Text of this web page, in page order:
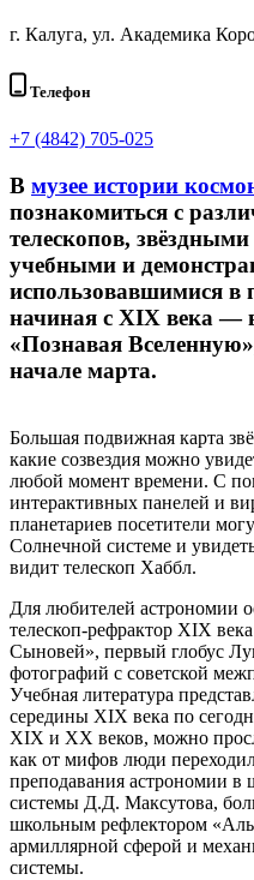
г. Калуга, ул. Академика
Телефон
+7 (4842) 705-025
В музее истории
познакомиться с
телескопов,
учебными и
использовавшимися в
начиная с XIX века —
«Познавая
начале марта.
Большая подвижная карта
какие созвездия можно
любой момент времени. С
интерактивных панелей и
планетариев посетители
Солнечной системе и
видит телескоп Хаббл.
Для любителей астрономии
телескоп-рефрактор XIX
Сыновей», первый глобус
фотографий с советской
Учебная литература
середины XIX века по
XIX и XX веков, можно
как от мифов люди
преподавания астрономии в
системы Д.Д. Максутова,
школьным рефлектором
армиллярной сферой и
системы.